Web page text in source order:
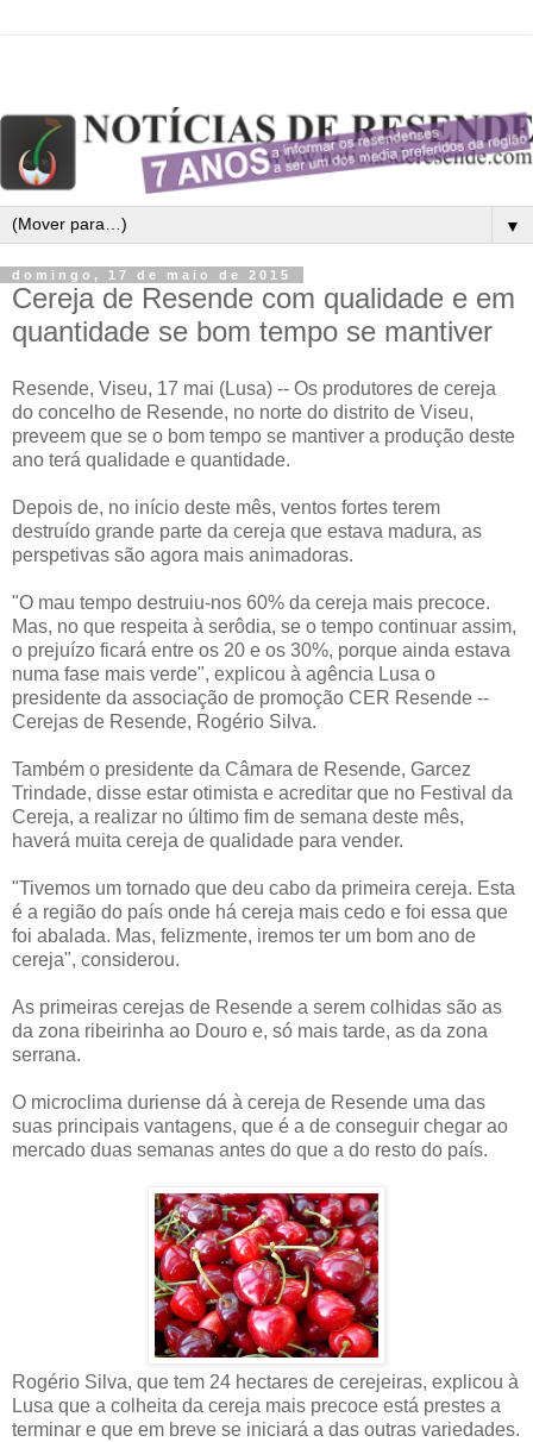
▼
domingo, 17 de maio de 2015
Cereja de Resende com qualidade e em
quantidade se bom tempo se mantiver
Resende, Viseu, 17 mai (Lusa) -- Os produtores de cereja
do concelho de Resende, no norte do distrito de Viseu,
preveem que se o bom tempo se mantiver a produção deste
ano terá qualidade e quantidade.
Depois de, no início deste mês, ventos fortes terem
destruído grande parte da cereja que estava madura, as
perspetivas são agora mais animadoras.
"O mau tempo destruiu-nos 60% da cereja mais precoce.
Mas, no que respeita à serôdia, se o tempo continuar assim,
o prejuízo ficará entre os 20 e os 30%, porque ainda estava
numa fase mais verde", explicou à agência Lusa o
presidente da associação de promoção CER Resende --
Cerejas de Resende, Rogério Silva.
Também o presidente da Câmara de Resende, Garcez
Trindade, disse estar otimista e acreditar que no Festival da
Cereja, a realizar no último fim de semana deste mês,
haverá muita cereja de qualidade para vender.
"Tivemos um tornado que deu cabo da primeira cereja. Esta
é a região do país onde há cereja mais cedo e foi essa que
foi abalada. Mas, felizmente, iremos ter um bom ano de
cereja", considerou.
As primeiras cerejas de Resende a serem colhidas são as
da zona ribeirinha ao Douro e, só mais tarde, as da zona
serrana.
O microclima duriense dá à cereja de Resende uma das
suas principais vantagens, que é a de conseguir chegar ao
mercado duas semanas antes do que a do resto do país.
Rogério Silva, que tem 24 hectares de cerejeiras, explicou à
Lusa que a colheita da cereja mais precoce está prestes a
terminar e que em breve se iniciará a das outras variedades.